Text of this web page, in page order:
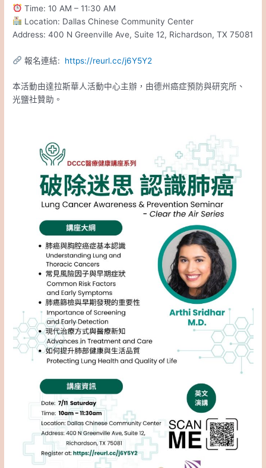
Time: 10 AM – 11:30 AM
Location: Dallas Chinese Community Center
Address: 400 N Greenville Ave, Suite 12, Richardson, TX 75081
報名連結: https://reurl.cc/j6Y5Y2
本活動由達拉斯華人活動中心主辦，由德州癌症預防與研究所、
光鹽社贊助。